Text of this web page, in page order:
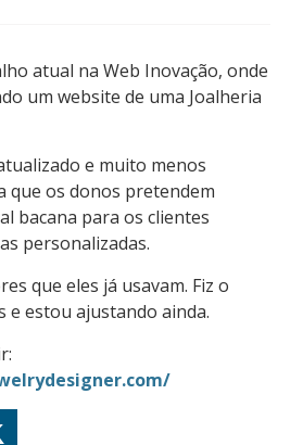
atual na Web Inovação, onde
um website de uma Joalheria
e muito menos
que os donos pretendem
bacana para os clientes
personalizadas.
que eles já usavam. Fiz o
e estou ajustando ainda.